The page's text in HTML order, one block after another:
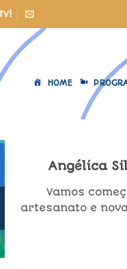
HOME
Angélica
Vamos
artesanato e